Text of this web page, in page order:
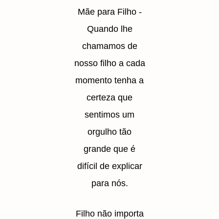
Mãe para Filho -
Quando lhe
chamamos de
nosso filho a cada
momento tenha a
certeza que
sentimos um
orgulho tão
grande que é
difícil de explicar
para nós.
Filho não importa